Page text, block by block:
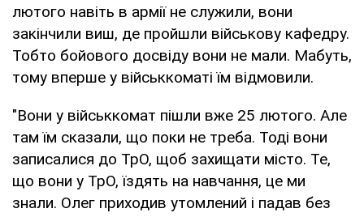
лютого навіть в армії не служили, вони
закінчили виш, де пройшли військову кафедру.
Тобто бойового досвіду вони не мали. Мабуть,
тому вперше у військкоматі їм відмовили.
"Вони у військкомат пішли вже 25 лютого. Але
там їм сказали, що поки не треба. Тоді вони
записалися до ТрО, щоб захищати місто. Те,
що вони у ТрО, їздять на навчання, це ми
знали. Олег приходив утомлений і падав без